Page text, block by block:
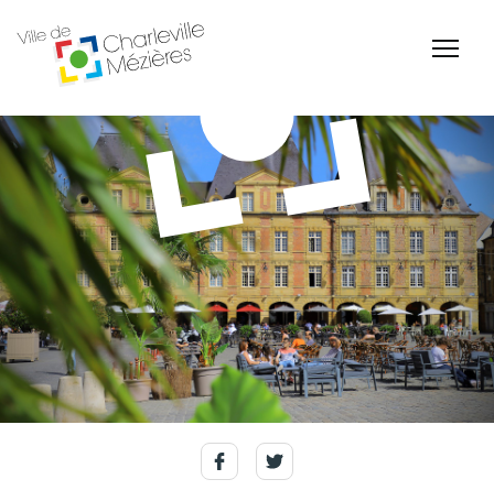
Billetterie Théâtre Espace Famille
Carte d'identité /
Passeports
Naissance et
reconnaissance d'un